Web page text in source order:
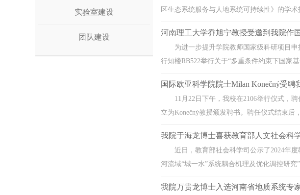
实验室建设
团队建设
区生态系统服务与人地系统可持续性》的学
河南理工大学乔旭宁教授受邀到我院作
为进一步提升学院教师国家级科研项目
行知楼RB522举行关于“多重条件约束下国家
国际欧亚科学院院士Milan Konečný受聘
11月22日下午，我校在2106举行仪式，
立为Konečný教授颁发聘书。聘任仪式结束后
我院于海龙博士喜获教育部人文社会科
近日，教育部社会科学司公示了2024年
河流域“城一水”系统耦合机理及优化调控研
我院万贵龙博士入选河南省地质系统专